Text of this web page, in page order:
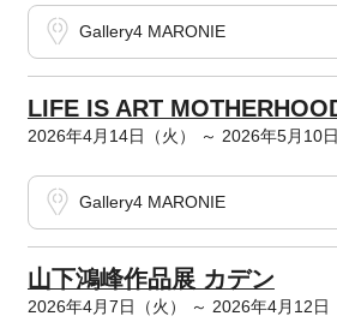
Gallery4 MARONIE
LIFE IS ART
2026年4月14日（火） ～ 2026年5月10日
Gallery4 MARONIE
山下鴻峰作品展 カデン
2026年4月7日（火） ～ 2026年4月12日